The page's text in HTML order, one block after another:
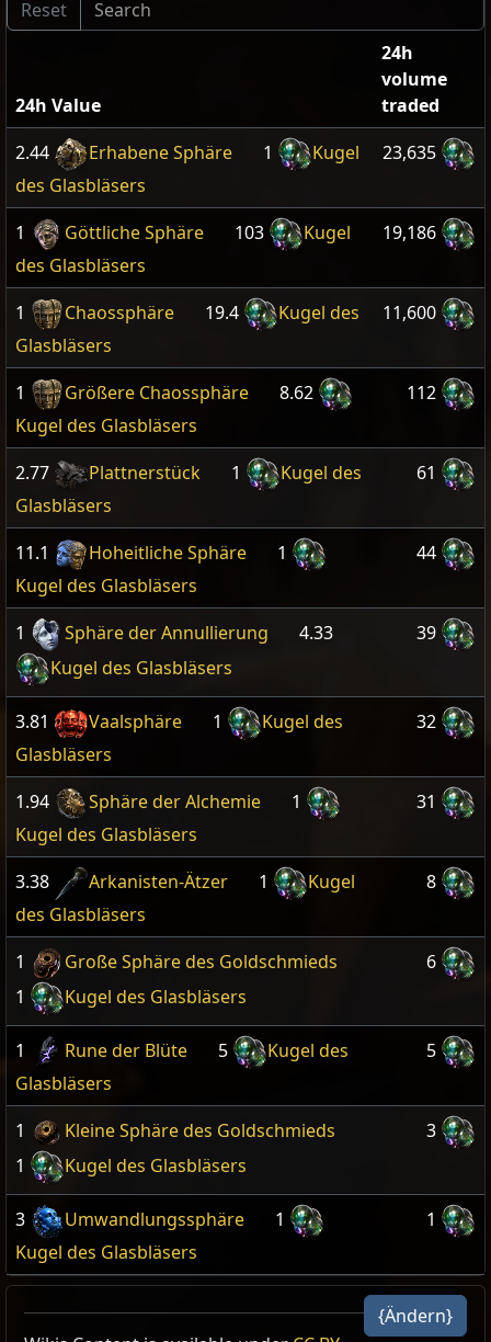
24h Value
24h
volume
traded
2.44
Erhabene Sphäre 1
Kugel
des Glasbläsers
23,635
1 Göttliche Sphäre 103
Kugel
des Glasbläsers
19,186
1 Chaossphäre 19.4
Kugel des
Glasbläsers
11,600
1 Größere Chaossphäre
8.62
Kugel des Glasbläsers
112
2.77 Plattnerstück 1
Kugel des
Glasbläsers
61
11.1 Hoheitliche Sphäre
1
Kugel des Glasbläsers
44
1 Sphäre der Annullierung
4.33
Kugel des Glasbläsers
39
3.81 Vaalsphäre 1
Kugel des
Glasbläsers
32
1.94 Sphäre der Alchemie
1
Kugel des Glasbläsers
31
3.38 Arkanisten-Ätzer 1
Kugel
des Glasbläsers
8
1
Große Sphäre des Goldschmieds
1
Kugel des Glasbläsers
6
1 Rune der Blüte 5
Kugel des
Glasbläsers
5
1
Kleine Sphäre des Goldschmieds
1
Kugel des Glasbläsers
3
3 Umwandlungssphäre
1
Kugel des Glasbläsers
1
{Ändern}